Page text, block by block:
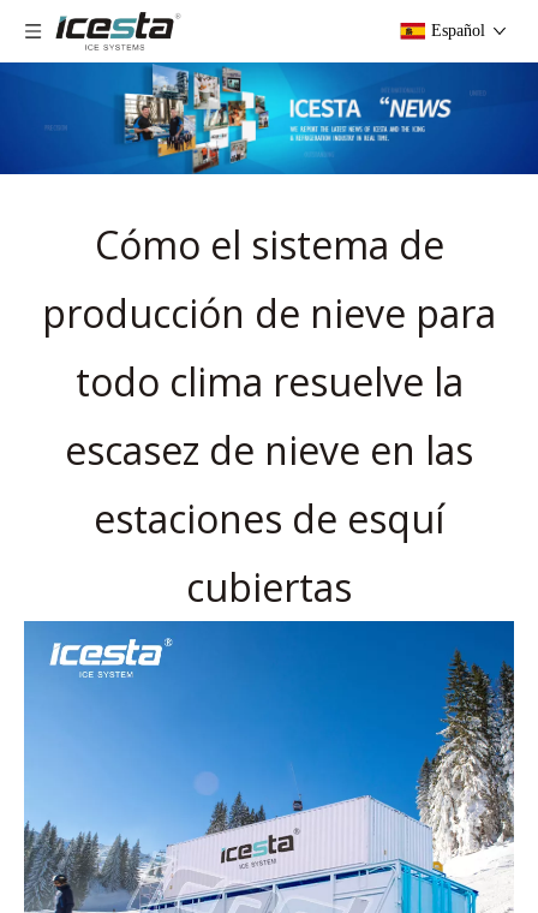
Español
Cómo el sistema de
producción de nieve para
todo clima resuelve la
escasez de nieve en las
estaciones de esquí
cubiertas